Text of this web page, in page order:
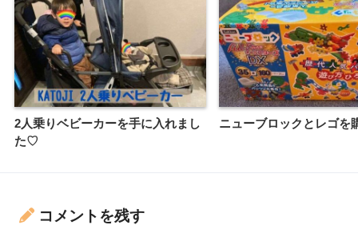
2人乗りベビーカーを手に入れまし
た♡
ニューブロックとレゴを
コメントを残す